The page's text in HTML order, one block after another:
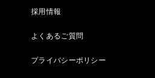
採用情報
よくあるご質問
プライバシーポリシー